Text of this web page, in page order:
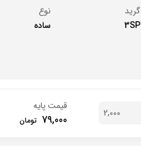
گرید
3SP
نوع
ساده
2,000
قیمت پایه
79,000